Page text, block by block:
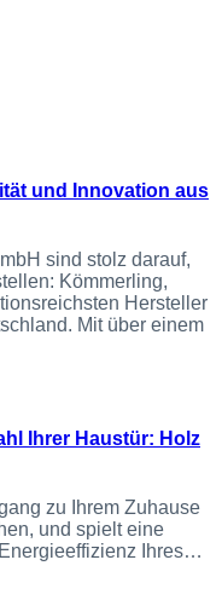
und Innovation aus
sind stolz darauf,
Kömmerling,
Hersteller
Mit über einem
Ihrer Haustür: Holz
zu Ihrem Zuhause
und spielt eine
Ihres…